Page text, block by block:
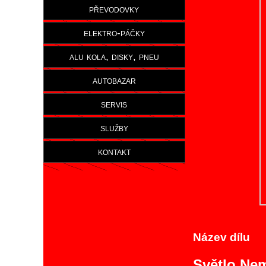
převodovky
elektro-páčky
alu kola, disky, pneu
autobazar
servis
služby
kontakt
Název dílu